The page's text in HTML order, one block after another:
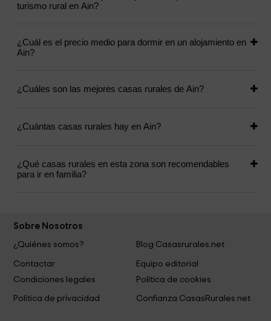
turismo rural en Ain?
¿Cuál es el precio medio para dormir en un alojamiento en
Ain?
¿Cuáles son las mejores casas rurales de Ain?
¿Cuántas casas rurales hay en Ain?
¿Qué casas rurales en esta zona son recomendables
para ir en familia?
Sobre Nosotros
¿Quiénes somos?
Blog Casasrurales.net
Contactar
Equipo editorial
Condiciones legales
Política de cookies
Política de privacidad Confianza CasasRurales.net